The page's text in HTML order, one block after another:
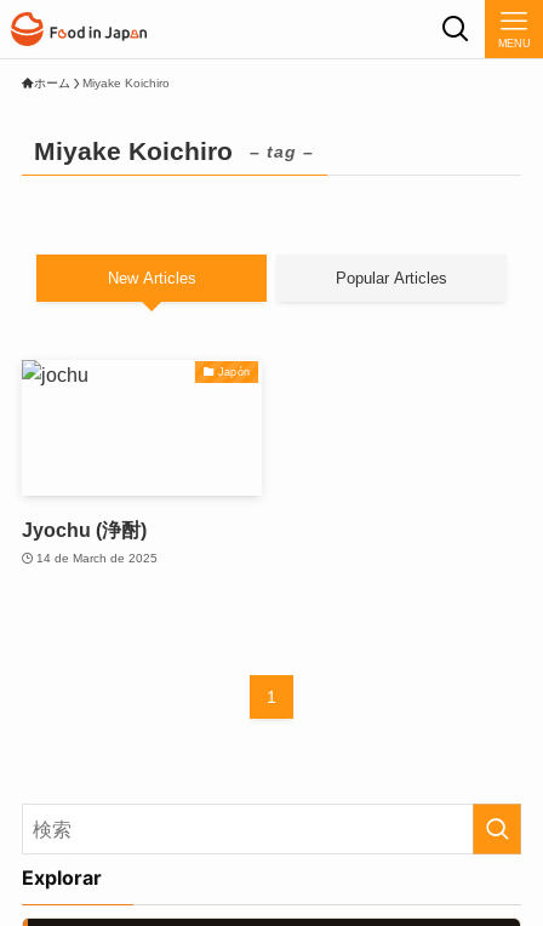
MENU
ホーム Miyake Koichiro
Miyake Koichiro – tag –
New Articles Popular Articles
Japón
Jyochu (浄酎)
14 de March de 2025
1
Explorar